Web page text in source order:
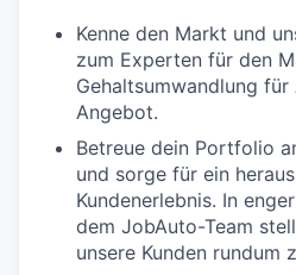
Kenne den Markt und
zum Experten für den
Gehaltsumwandlung
Angebot.
Betreue dein Portfolio
und sorge für ein
Kundenerlebnis. In
dem JobAuto-Team
unsere Kunden rundum